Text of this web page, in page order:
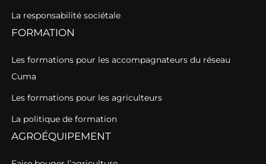
La responsabilité sociétale
FORMATION
Les formations pour les accompagnateurs du réseau
Cuma
Les formations pour les agriculteurs
La politique de formation
AGROÉQUIPEMENT